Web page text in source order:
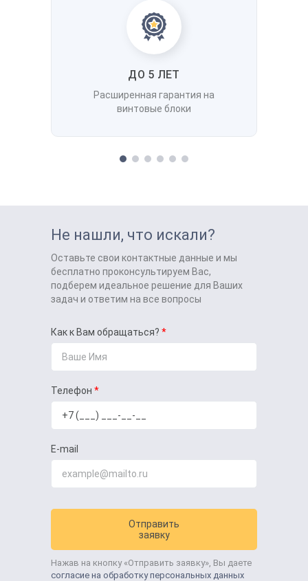
ДО 5 ЛЕТ
Расширенная гарантия на
винтовые блоки
Не нашли, что искали?
Оставьте свои контактные данные и мы
бесплатно проконсультируем Вас,
подберем идеальное решение для Ваших
задач и ответим на все вопросы
Как к Вам обращаться?
Телефон
E-mail
Отправить
заявку
Нажав на кнопку «Отправить заявку», Вы даете
согласие на обработку персональных данных